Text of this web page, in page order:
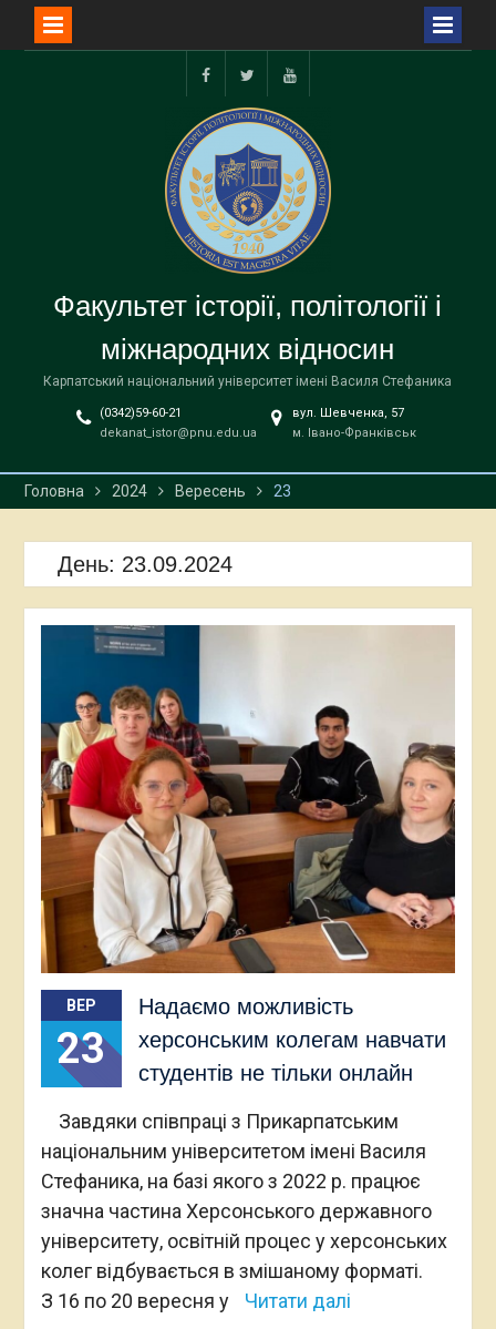
facebooktwitter youtube
Факультет історії, політології і
міжнародних відносин
Карпатський національний університет імені Василя Стефаника
(0342)59-60-21
dekanat_istor@pnu.edu.ua
вул. Шевченка, 57
м. Івано-Франківськ
Головна 2024 Вересень 23
День: 23.09.2024
ВЕР
23
Надаємо можливість
херсонським колегам навчати
студентів не тільки онлайн
Завдяки співпраці з Прикарпатським
національним університетом імені Василя
Стефаника, на базі якого з 2022 р. працює
значна частина Херсонського державного
університету, освітній процес у херсонських
колег відбувається в змішаному форматі.
З 16 по 20 вересня у
Читати далі